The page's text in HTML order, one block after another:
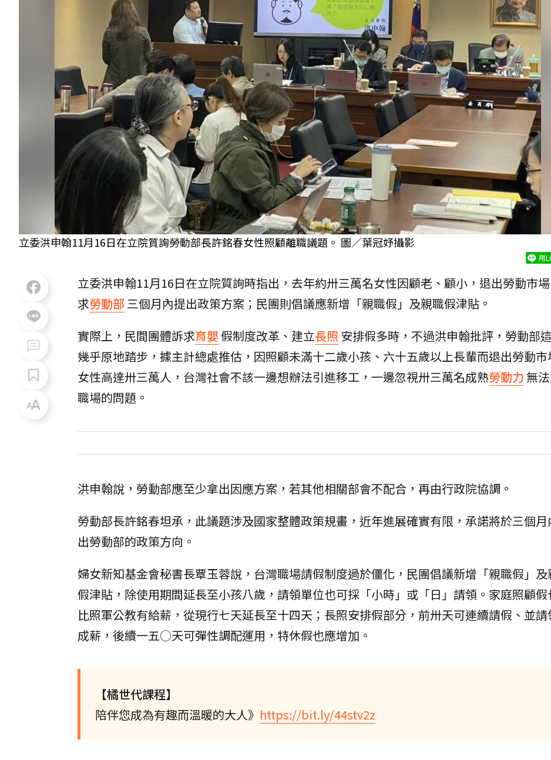
立委洪申翰11月16日在立院質詢勞動部長許銘春女性照顧離職議題。 圖／葉冠妤攝影
用
立委洪申翰11月16日在立院質詢時指出，去年約卅三萬名女性因顧老、顧小，退出勞動市
求勞動部三個月內提出政策方案；民團則倡議應新增「親職假」及親職假津貼。
實際上，民間團體訴求育嬰假制度改革、建立長照 安排假多時，不過洪申翰批評，勞動部
幾乎原地踏步，據主計總處推估，因照顧未滿十二歲小孩、六十五歲以上長輩而退出勞動市
女性高達卅三萬人，台灣社會不該一邊想辦法引進移工，一邊忽視卅三萬名成熟勞動力 無
職場的問題。
洪申翰說，勞動部應至少拿出因應方案，若其他相關部會不配合，再由行政院協調。
勞動部長許銘春坦承，此議題涉及國家整體政策規畫，近年進展確實有限，承諾將於三個月
出勞動部的政策方向。
婦女新知基金會秘書長覃玉蓉說，台灣職場請假制度過於僵化，民團倡議新增「親職假」及
假津貼，除使用期間延長至小孩八歲，請領單位也可採「小時」或「日」請領。家庭照顧假
比照軍公教有給薪，從現行七天延長至十四天；長照安排假部分，前卅天可連續請假、並請
成薪，後續一五○天可彈性調配運用，特休假也應增加。
【橘世代課程】
陪伴您成為有趣而溫暖的大人》 https://bit.ly/44stv2z